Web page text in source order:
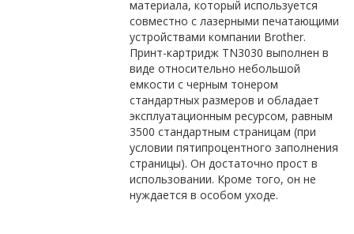
материала, который используется
совместно с лазерными печатающими
устройствами компании Brother.
Принт-картридж TN3030 выполнен в
виде относительно небольшой
емкости с черным тонером
стандартных размеров и обладает
эксплуатационным ресурсом, равным
3500 стандартным страницам (при
условии пятипроцентного заполнения
страницы). Он достаточно прост в
использовании. Кроме того, он не
нуждается в особом уходе.